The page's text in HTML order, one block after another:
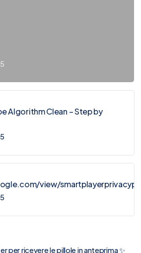
Algorithm Clean – Step by
view/
per ricevere le pillole in anteprima ✨